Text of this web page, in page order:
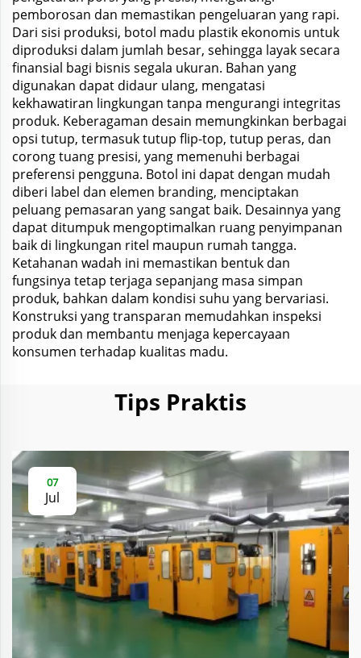
pemborosan dan memastikan pengeluaran yang rapi.
Dari sisi produksi, botol madu plastik ekonomis untuk
diproduksi dalam jumlah besar, sehingga layak secara
finansial bagi bisnis segala ukuran. Bahan yang
digunakan dapat didaur ulang, mengatasi
kekhawatiran lingkungan tanpa mengurangi integritas
produk. Keberagaman desain memungkinkan berbagai
opsi tutup, termasuk tutup flip-top, tutup peras, dan
corong tuang presisi, yang memenuhi berbagai
preferensi pengguna. Botol ini dapat dengan mudah
diberi label dan elemen branding, menciptakan
peluang pemasaran yang sangat baik. Desainnya yang
dapat ditumpuk mengoptimalkan ruang penyimpanan
baik di lingkungan ritel maupun rumah tangga.
Ketahanan wadah ini memastikan bentuk dan
fungsinya tetap terjaga sepanjang masa simpan
produk, bahkan dalam kondisi suhu yang bervariasi.
Konstruksi yang transparan memudahkan inspeksi
produk dan membantu menjaga kepercayaan
konsumen terhadap kualitas madu.
Tips Praktis
07
Jul